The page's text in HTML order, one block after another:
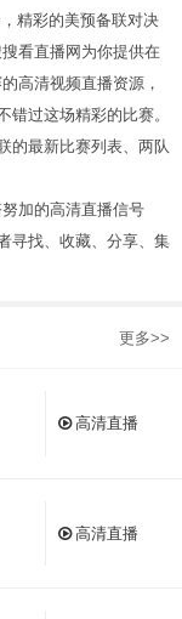
精彩的美预备联对决
看直播网为你提供在
高清视频直播资源，
过这场精彩的比赛。
的最新比赛列表、两队
加的高清直播信号
寻找、收藏、分享、集
更多>>
高清直播
高清直播